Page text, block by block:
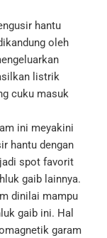
hantu
oleh
listrik
cuku masuk
ini meyakini
hantu dengan
spot favorit
gaib lainnya.
dinilai mampu
gaib ini. Hal
garam